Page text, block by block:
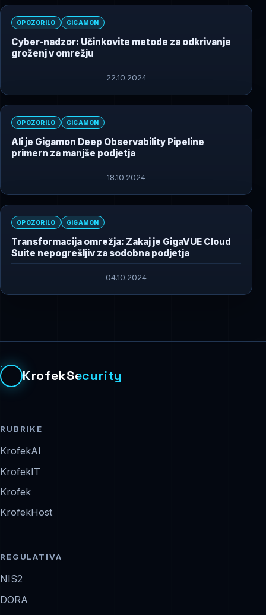
OPOZORILO GIGAMON
Cyber-nadzor: Učinkovite metode za odkrivanje
groženj v omrežju
22.10.2024
OPOZORILO GIGAMON
Ali je Gigamon Deep Observability Pipeline
primern za manjše podjetja
18.10.2024
OPOZORILO GIGAMON
Transformacija omrežja: Zakaj je GigaVUE Cloud
Suite nepogrešljiv za sodobna podjetja
04.10.2024
KrofekSecurity
RUBRIKE
KrofekAI
KrofekIT
Krofek
KrofekHost
REGULATIVA
NIS2
DORA